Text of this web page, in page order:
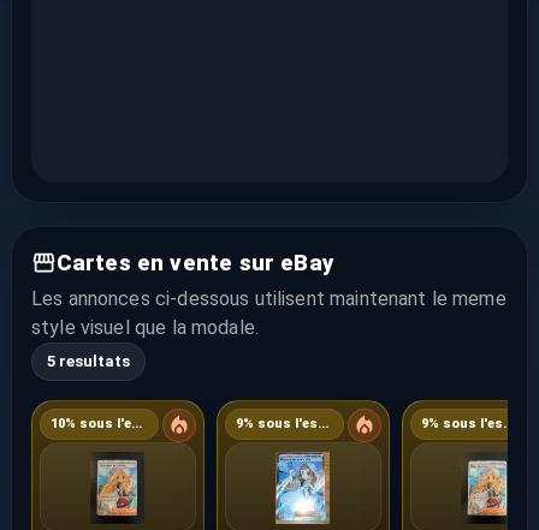
Cartes en vente sur eBay
Les annonces ci-dessous utilisent maintenant le meme
style visuel que la modale.
5 resultats
10% sous l'estimation 9% sous l'estimation 9% sous l'estimation